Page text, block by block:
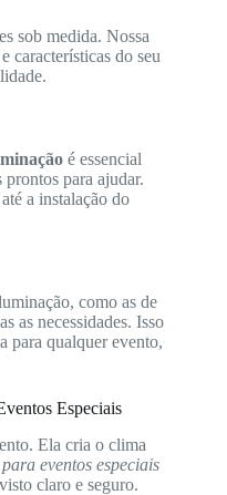
sob medida. Nossa
características do seu
é essencial
prontos para ajudar.
a instalação do
como as de
as necessidades. Isso
para qualquer evento,
Especiais
Ela cria o clima
eventos especiais
claro e seguro.